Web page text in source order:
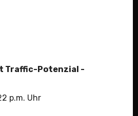
Traffic-Potenzial -
p.m. Uhr